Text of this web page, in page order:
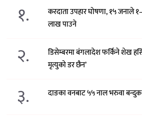
१.
करदाता उपहार घोषणा, १५ जनाले
लाख पाउने
२.
डिसेम्बरमा बंगलादेश फर्किने शेख
मृत्युको डर छैन’
३. दाङका वनबाट ५५ नाल भरुवा